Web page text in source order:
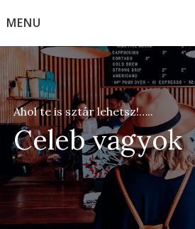
toMENU
Celeb vagyok
Ahol te is sztár lehetsz!…..